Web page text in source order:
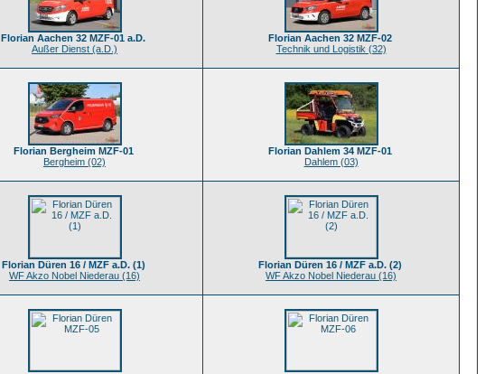
Florian Aachen 32 MZF-01 a.D.
Außer Dienst (a.D.)
Florian Aachen 32 MZF-02
Technik und Logistik (32)
Florian Bergheim MZF-01
Bergheim (02)
Florian Dahlem 34 MZF-01
Dahlem (03)
Florian Düren 16 / MZF a.D. (1)
WF Akzo Nobel Niederau (16)
Florian Düren 16 / MZF a.D. (2)
WF Akzo Nobel Niederau (16)